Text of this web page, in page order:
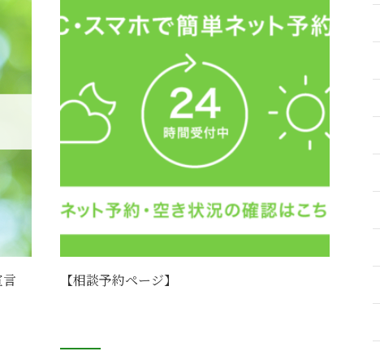
【相談予約ページ】